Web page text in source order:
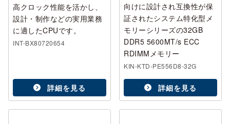
高クロック性能を活かし、
設計・制作などの実用業務
に適したCPUです。
INT-BX80720654
詳細を見る
向けに設計され互換性が保
証されたシステム特化型メ
モリーシリーズの32GB
DDR5 5600MT/s ECC
RDIMMメモリー
KIN-KTD-PE556D8-32G
詳細を見る